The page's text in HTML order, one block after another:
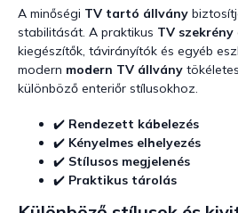
y
í
t
á
s
e
m
A minőségi TV tartó állvány
stabilitását. A praktikus TV szekrény
kiegészítők, távirányítók és egyéb
modern modern TV állvány
különböző enteriőr stílusokhoz.
✔️ Rendezett kábelezés
✔️ Kényelmes elhelyezés
✔️ Stílusos megjelenés
✔️ Praktikus tárolás